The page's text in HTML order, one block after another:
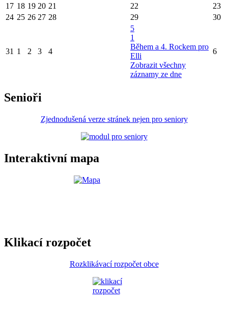
17 18 19 20 21 22
23
24 25 26 27 28 29 30
31 1 2 3 4
5
1
Během a 4. Rockem pro
Elli
Zobrazit všechny
záznamy ze dne
6
Senioři
Zjednodušená verze stránek nejen pro seniory
Interaktivní mapa
Klikací rozpočet
Rozklikávací rozpočet obce